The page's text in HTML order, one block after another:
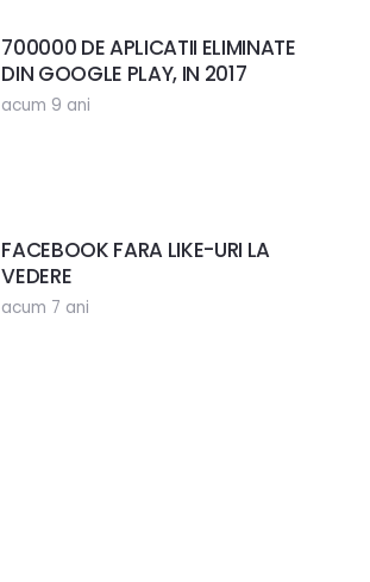
700000 DE APLICATII ELIMINATE
DIN GOOGLE PLAY, IN 2017
acum 9 ani
FACEBOOK FARA LIKE-URI LA
VEDERE
acum 7 ani